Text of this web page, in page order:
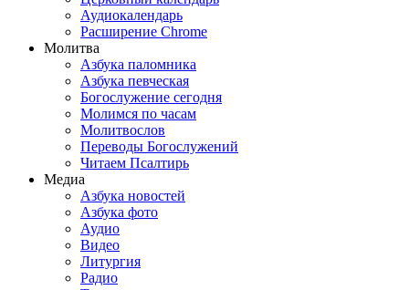
Аудиокалендарь
Расширение Chrome
Молитва
Азбука паломника
Азбука певческая
Богослужение сегодня
Молимся по часам
Молитвослов
Переводы Богослужений
Читаем Псалтирь
Медиа
Азбука новостей
Азбука фото
Аудио
Видео
Литургия
Радио